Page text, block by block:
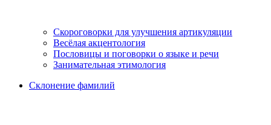
Скороговорки для улучшения артикуляции
Весёлая акцентология
Пословицы и поговорки о языке и речи
Занимательная этимология
Склонение фамилий